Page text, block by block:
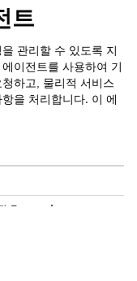
트
관리할 수 있도록 지
이전트를 사용하여 기
하고, 물리적 서비스
을 처리합니다. 이 에
Enterprise